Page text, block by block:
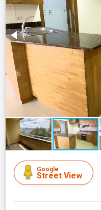
Google
Street View